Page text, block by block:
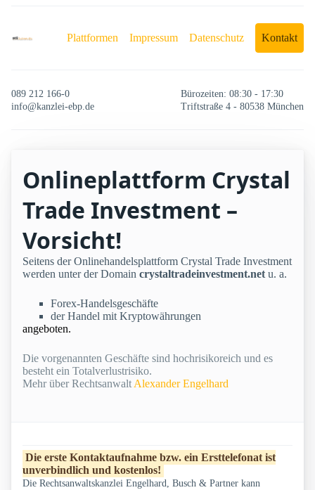
Plattformen Impressum Datenschutz Kontakt
089 212 166-0
info@kanzlei-ebp.de
Bürozeiten: 08:30 - 17:30
Triftstraße 4 - 80538 München
Onlineplattform Crystal
Trade Investment –
Vorsicht!
Seitens der Onlinehandelsplattform Crystal Trade Investment
werden unter der Domain crystaltradeinvestment.net u. a.
Forex-Handelsgeschäfte
der Handel mit Kryptowährungen
angeboten.
Die vorgenannten Geschäfte sind hochrisikoreich und es
besteht ein Totalverlustrisiko.
Mehr über Rechtsanwalt Alexander Engelhard
Die erste Kontaktaufnahme bzw. ein Ersttelefonat ist
unverbindlich und kostenlos!
Die Rechtsanwaltskanzlei Engelhard, Busch & Partner kann